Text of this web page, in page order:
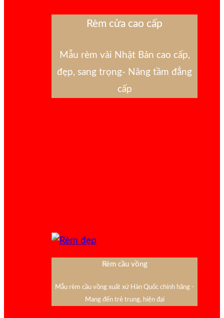
Rèm cửa cao cấp
Mẫu rèm vải Nhật Bản cao cấp,
đẹp, sang trọng- Nâng tầm đẳng
cấp
Rèm cầu vồng
Mẫu rèm cầu vồng xuất xứ Hàn Quốc chính hãng -
Mang đến trẻ trung, hiện đại